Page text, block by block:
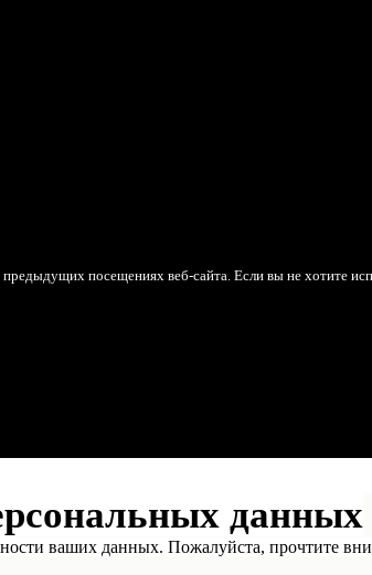
посещениях веб-сайта. Если вы не хотите
данных
ваших данных. Пожалуйста, прочтите